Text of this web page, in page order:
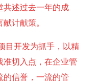
共述过去一年的成
计献策。
目开发为抓手，以精
切入点，在企业管
信誉，一流的管